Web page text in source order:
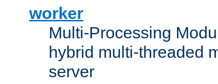
worker
Multi-Processing
hybrid multi-threaded
server